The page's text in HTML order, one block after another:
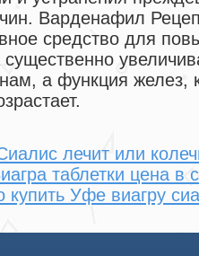
Варденафил
средство для
а функция желез,
лечит или
таблетки цена в
Уфе виагру